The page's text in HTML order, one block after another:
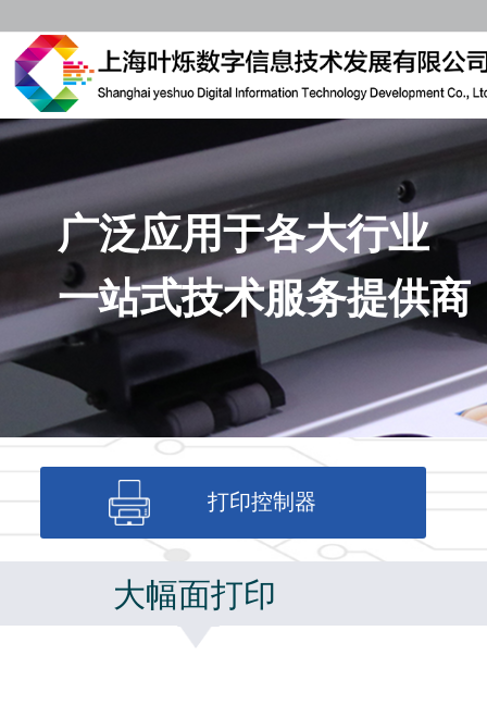
大幅面打印
广泛应用于各大行业
一站式技术服务提供商
打印控制器